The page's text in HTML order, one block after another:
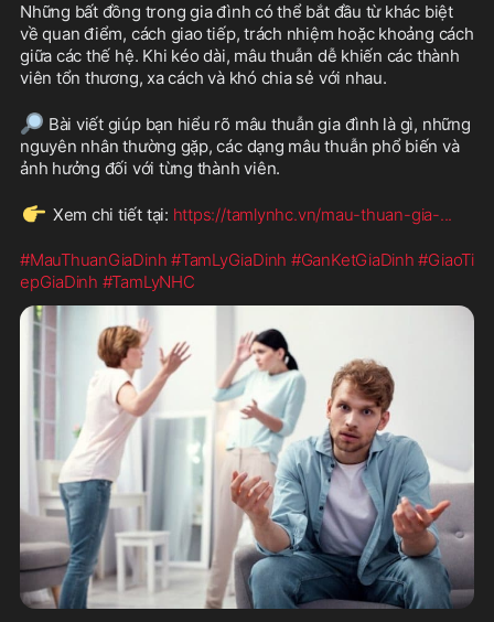
Những bất đồng trong gia đình có thể bắt đầu từ khác biệt
về quan điểm, cách giao tiếp, trách nhiệm hoặc khoảng cách
giữa các thế hệ. Khi kéo dài, mâu thuẫn dễ khiến các thành
viên tổn thương, xa cách và khó chia sẻ với nhau.
🔎 Bài viết giúp bạn hiểu rõ mâu thuẫn gia đình là gì, những
nguyên nhân thường gặp, các dạng mâu thuẫn phổ biến và
ảnh hưởng đối với từng thành viên.
👉 Xem chi tiết tại: https://tamlynhc.vn/mau-thuan-gia-...
#MauThuanGiaDinh #TamLyGiaDinh #GanKetGiaDinh #GiaoTi
epGiaDinh #TamLyNHC